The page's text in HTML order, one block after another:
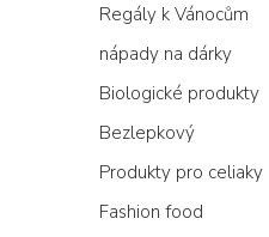
Regály k Vánocům
nápady na dárky
Biologické produkty
Bezlepkový
Produkty pro celiaky
Fashion food